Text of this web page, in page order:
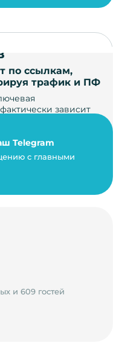
по ссылкам,
трафик и ПФ
зависит
Telegram
с главными
и 609 гостей